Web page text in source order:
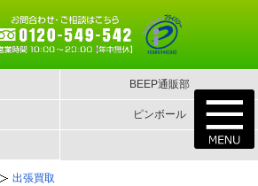
BEEP通販部
ピンボール
出張買取